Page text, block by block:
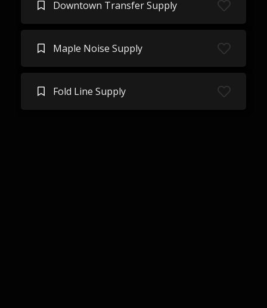
Downtown Transfer Supply
Maple Noise Supply
Fold Line Supply